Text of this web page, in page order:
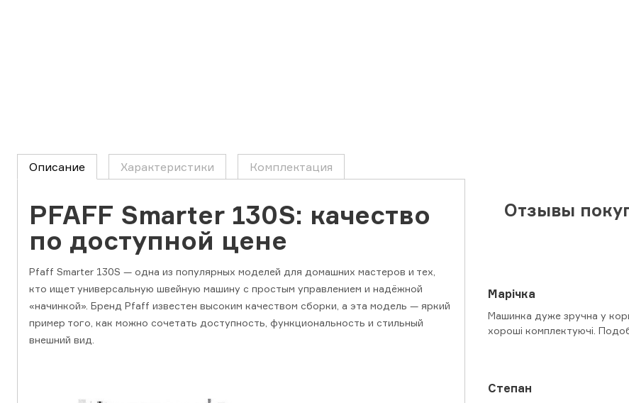
Описание Характеристики Комплектация
PFAFF Smarter 130S: качество
по доступной цене
Pfaff Smarter 130S — одна из популярных моделей для домашних мастеров и тех,
кто ищет универсальную швейную машину с простым управлением и надёжной
«начинкой». Бренд Pfaff известен высоким качеством сборки, а эта модель — яркий
пример того, как можно сочетать доступность, функциональность и стильный
внешний вид.
Отзывы
Марічка
Машинка дуже зручна у
хороші комплектуючі.
Степан